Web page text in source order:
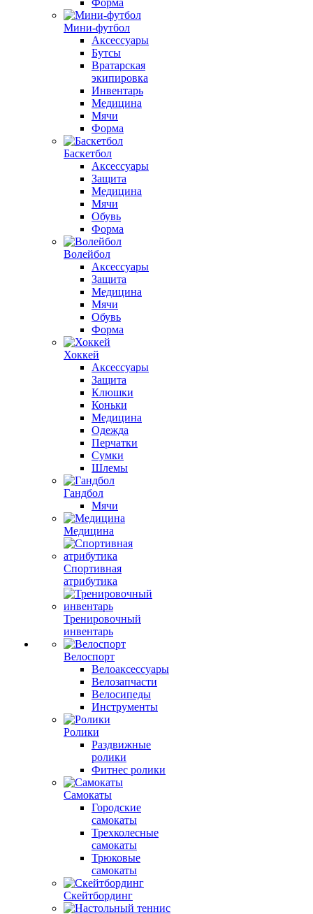
Форма
Мини-футбол
Аксессуары
Бутсы
Вратарская
экипировка
Инвентарь
Медицина
Мячи
Форма
Баскетбол
Аксессуары
Защита
Медицина
Мячи
Обувь
Форма
Волейбол
Аксессуары
Защита
Медицина
Мячи
Обувь
Форма
Хоккей
Аксессуары
Защита
Клюшки
Коньки
Медицина
Одежда
Перчатки
Сумки
Шлемы
Гандбол
Мячи
Медицина
Спортивная
атрибутика
Тренировочный
инвентарь
Велоспорт
Велоаксессуары
Велозапчасти
Велосипеды
Инструменты
Ролики
Раздвижные
ролики
Фитнес ролики
Самокаты
Городские
самокаты
Трехколесные
самокаты
Трюковые
самокаты
Скейтбординг